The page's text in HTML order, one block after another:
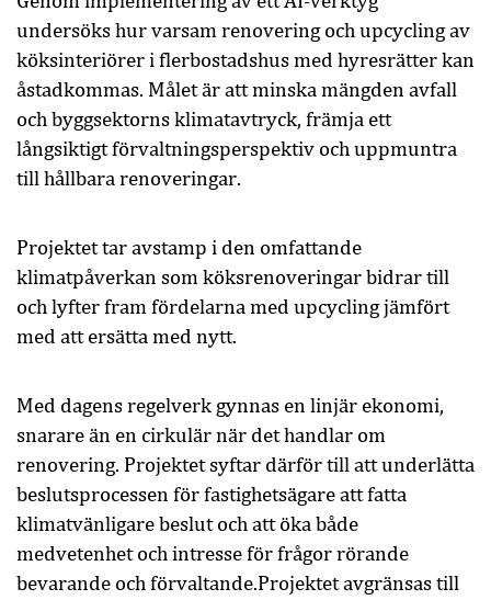
undersöks hur varsam renovering och upcycling av
köksinteriörer i flerbostadshus med hyresrätter kan
åstadkommas. Målet är att minska mängden avfall
och byggsektorns klimatavtryck, främja ett
långsiktigt förvaltningsperspektiv och uppmuntra
till hållbara renoveringar.
Projektet tar avstamp i den omfattande
klimatpåverkan som köksrenoveringar bidrar till
och lyfter fram fördelarna med upcycling jämfört
med att ersätta med nytt.
Med dagens regelverk gynnas en linjär ekonomi,
snarare än en cirkulär när det handlar om
renovering. Projektet syftar därför till att underlätta
beslutsprocessen för fastighetsägare att fatta
klimatvänligare beslut och att öka både
medvetenhet och intresse för frågor rörande
bevarande och förvaltande.Projektet avgränsas till